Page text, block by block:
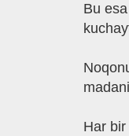
Bu
Har